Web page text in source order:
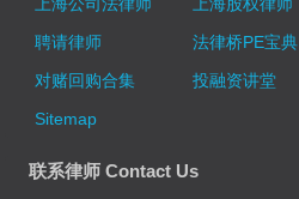
聘请律师
法律桥PE宝典
对赌回购合集
投融资讲堂
Sitemap
联系律师 Contact Us